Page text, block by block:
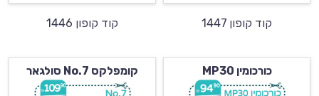
קוד קופון 1447 קוד קופון 1446
כורכומין MP30 קומפלקס No.7 סולגאר